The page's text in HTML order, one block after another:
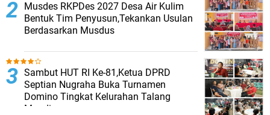
Musdes RKPDes 2027 Desa Air Kulim
Bentuk Tim Penyusun,Tekankan Usulan
Berdasarkan Musdus
Sambut HUT RI Ke-81,Ketua DPRD
Septian Nugraha Buka Turnamen
Domino Tingkat Kelurahan Talang
Mandi